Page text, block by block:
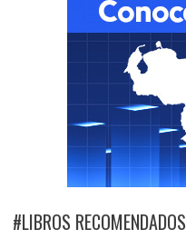
#LIBROS RECOMENDADOS